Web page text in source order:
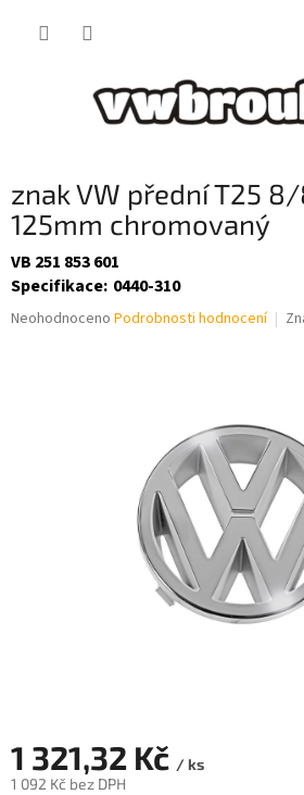
znak VW přední T25
125mm chromovaný
VB 251 853 601
Specifikace: 0440-310
Průměrné
Neohodnoceno Podrobnosti hodnocení
1 321,32 Kč / ks
1 092 Kč bez DPH